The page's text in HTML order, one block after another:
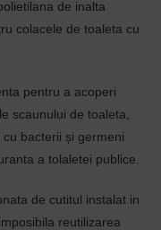
de inalta
colacele de toaleta cu
pentru a acoperi
scaunului de toaleta,
cu bacterii și germeni
a tolaletei publice.
de cutitul instalat in
reutilizarea